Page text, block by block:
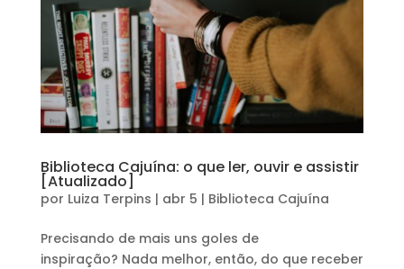
Biblioteca Cajuína: o que ler, ouvir e assistir
[Atualizado]
por Luiza Terpins | abr 5 | Biblioteca Cajuína
Precisando de mais uns goles de
inspiração? Nada melhor, então, do que receber